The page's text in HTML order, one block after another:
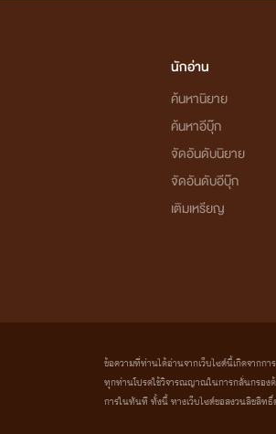
นักอ่าน
ค้นหานิยาย
ค้นหาอีบุ๊ก
จัดอันดับนิยาย
จัดอันดับอีบุ๊ก
เติมเหรียญ
ข้อความที่ท่านได้อ่านจากเว็บไซต์นี้เกิดจากก
ทุกท่านโปรดใช้วิจารณญาณในการกลั่นกรอง
การในทันที ทั้งนี้ ทางเว็บไซต์ขอสงวนลิขสิท